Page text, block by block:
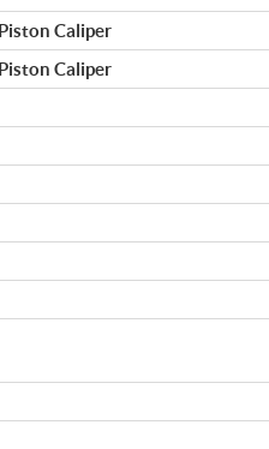
Caliper
Caliper